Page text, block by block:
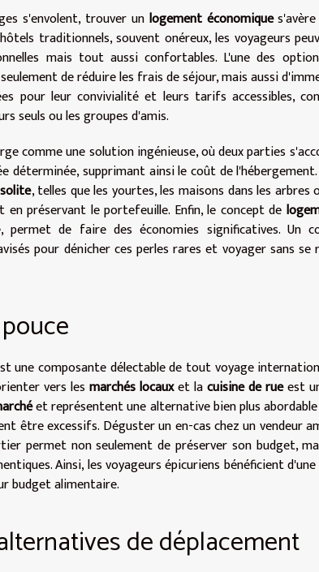
s'envolent, trouver un logement économique
traditionnels, souvent onéreux, les voyageurs
mais tout aussi confortables. L'une des
de réduire les frais de séjour, mais aussi
pour leur convivialité et leurs tarifs accessibles,
seuls ou les groupes d'amis.
comme une solution ingénieuse, où deux parties
déterminée, supprimant ainsi le coût de
, telles que les yourtes, les maisons dans les arbres
préservant le portefeuille. Enfin, le concept de
de faire des économies significatives. Un
pour dénicher ces perles rares et voyager sans se
une composante délectable de tout voyage
vers les marchés locauxet lacuisine de rueest
et représentent une alternative bien plus
être excessifs. Déguster un en-cas chez un vendeur
permet non seulement de préserver son budget,
Ainsi, les voyageurs épicuriens bénéficient d'une
budget alimentaire.
de déplacement